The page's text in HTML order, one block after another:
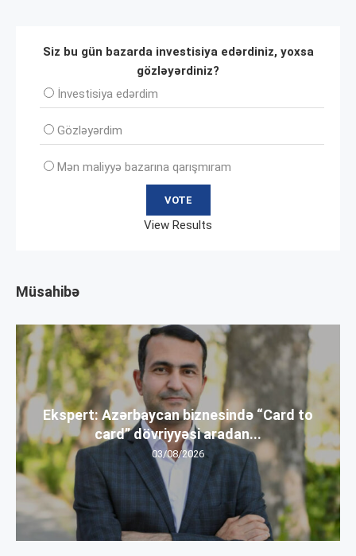
Siz bu gün bazarda investisiya edərdiniz, yoxsa
gözləyərdiniz?
İnvеstisiya edərdim
Gözləyərdim
Mən maliyyə bazarına qarışmıram
View Results
Müsahibə
Ekspert: Azərbaycan biznesində “Card to
card” dövriyyəsi aradan...
03/08/2026